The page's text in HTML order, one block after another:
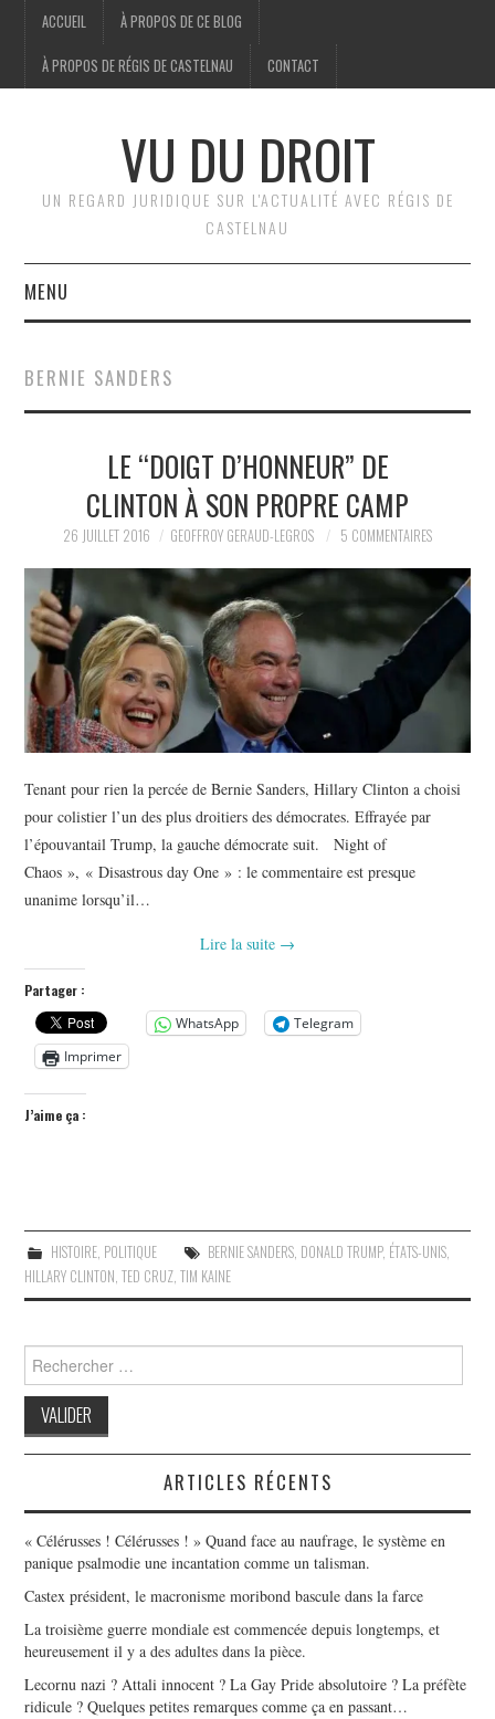
ACCUEIL À PROPOS DE CE BLOG
À PROPOS DE RÉGIS DE CASTELNAU CONTACT
VU DU DROIT
UN REGARD JURIDIQUE SUR L'ACTUALITÉ AVEC RÉGIS DE
CASTELNAU
MENU
BRÈVES
JURIDIQUE
POLITIQUE
HISTOIRE
CULTURE
SPORT
BERNIE SANDERS
LE “DOIGT D’HONNEUR” DE
CLINTON À SON PROPRE CAMP
26 JUILLET 2016 GEOFFROY GERAUD-LEGROS 5 COMMENTAIRES
Tenant pour rien la percée de Bernie Sanders, Hillary Clinton a choisi
pour colistier l’un des plus droitiers des démocrates. Effrayée par
l’épouvantail Trump, la gauche démocrate suit. Night of
Chaos », « Disastrous day One » : le commentaire est presque
unanime lorsqu’il…
Lire la suite →
Partager :
WhatsApp
Telegram
Imprimer
J’aime ça :
HISTOIRE, POLITIQUE BERNIE SANDERS, DONALD TRUMP, ÉTATS-UNIS,
HILLARY CLINTON,TED CRUZ,TIM KAINE
Search
for:
ARTICLES RÉCENTS
« Célérusses ! Célérusses ! » Quand face au naufrage, le système en
panique psalmodie une incantation comme un talisman.
Castex président, le macronisme moribond bascule dans la farce
La troisième guerre mondiale est commencée depuis longtemps, et
heureusement il y a des adultes dans la pièce.
Lecornu nazi ? Attali innocent ? La Gay Pride absolutoire ? La préfète
ridicule ? Quelques petites remarques comme ça en passant…